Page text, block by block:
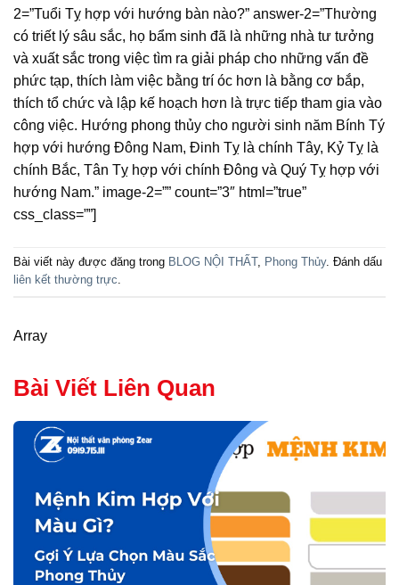
2=”Tuổi Tỵ hợp với hướng bàn nào?” answer-2=”Thường
có triết lý sâu sắc, họ bẩm sinh đã là những nhà tư tưởng
và xuất sắc trong việc tìm ra giải pháp cho những vấn đề
phức tạp, thích làm việc bằng trí óc hơn là bằng cơ bắp,
thích tổ chức và lập kế hoạch hơn là trực tiếp tham gia vào
công việc. Hướng phong thủy cho người sinh năm Bính Tý
hợp với hướng Đông Nam, Đinh Tỵ là chính Tây, Kỷ Tỵ là
chính Bắc, Tân Tỵ hợp với chính Đông và Quý Tỵ hợp với
hướng Nam.” image-2=”” count=”3″ html=”true”
css_class=””]
Bài viết này được đăng trong BLOG NỘI THẤT, Phong Thủy. Đánh dấu
liên kết thường trực.
Array
Bài Viết Liên Quan